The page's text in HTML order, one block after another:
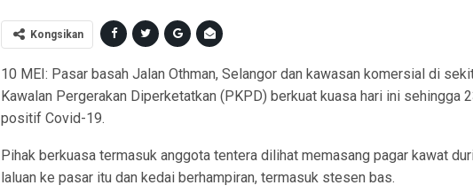
Kongsikan
10 MEI: Pasar basah Jalan Othman, Selangor dan kawasan komersial di
Kawalan Pergerakan Diperketatkan (PKPD) berkuat kuasa hari ini sehingga
positif Covid-19.
Pihak berkuasa termasuk anggota tentera dilihat memasang pagar kawat
laluan ke pasar itu dan kedai berhampiran, termasuk stesen bas.